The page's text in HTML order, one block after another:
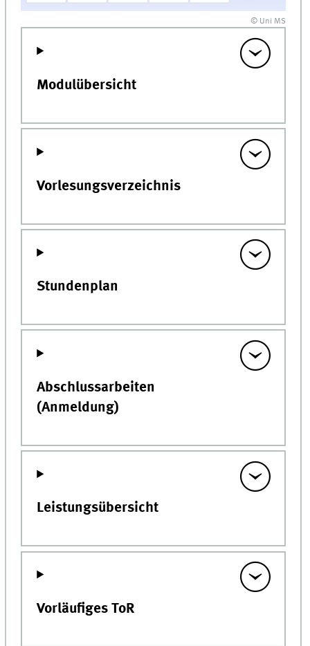
© Uni MS
Modulübersicht
Vorlesungsverzeichnis
Stundenplan
Abschlussarbeiten
(Anmeldung)
Leistungsübersicht
Vorläufiges ToR